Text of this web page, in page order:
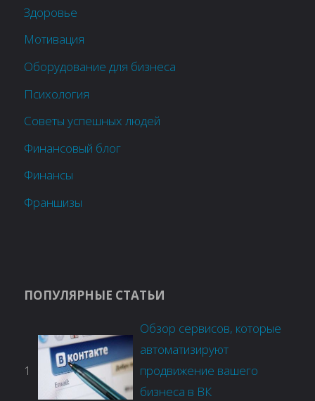
Здоровье
Мотивация
Оборудование для бизнеса
Психология
Советы успешных людей
Финансовый блог
Финансы
Франшизы
ПОПУЛЯРНЫЕ СТАТЬИ
1
Обзор сервисов, которые
автоматизируют
продвижение вашего
бизнеса в ВК